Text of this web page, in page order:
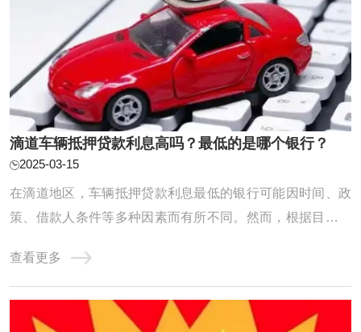
滴道车辆抵押贷款利息高吗？最低的是哪个银行？
2025-03-15
在滴道地区，车辆抵押贷款利息最低的银行可能因时间、政
策、借款人条件等多种因素而有所不同。然而，根据目前的
道地区提供的抵押贷款利息相对较低。滴道车辆抵押贷款是
很多人喜欢的贷款方式之一，因为比信用贷款简单多了。但
是大多数人不知道利率问题，那么汽车按揭利 ...
查看更多